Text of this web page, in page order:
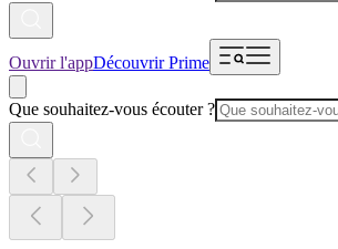
Ouvrir l'appDécouvrir Prime
Que souhaitez-vous écouter ?